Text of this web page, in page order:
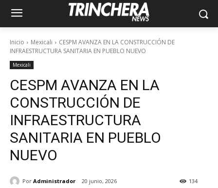
Inicio Mexicali
CESPM AVANZA EN LA CONSTRUCCIÓN DE
INFRAESTRUCTURA SANITARIA EN PUEBLO NUEVO
Mexicali
CESPM AVANZA EN LA
CONSTRUCCIÓN DE
INFRAESTRUCTURA
SANITARIA EN PUEBLO
NUEVO
Por Administrador 20 junio, 2026 134